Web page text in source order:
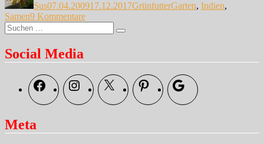
Sus07.04.200917.12.2017GrünfutterGarten, Indien,
Samen9 Kommentarezu
hat
Suche
nach:
Suchen
Social Media
FacebookInstagramX Pinterest Google
Meta